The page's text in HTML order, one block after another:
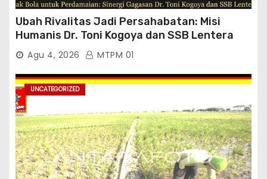
Ubah Rivalitas Jadi Persahabatan: Misi
Humanis Dr. Toni Kogoya dan SSB Lentera
TimurAgu 4, 2026 MTPM 01
UNCATEGORIZED